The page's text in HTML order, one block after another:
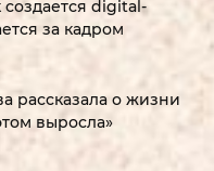
создается digital-
за кадром
рассказала о жизни
выросла»